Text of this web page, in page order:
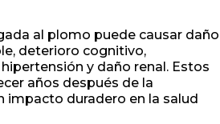
al plomo puede causar daño
deterioro cognitivo,
y daño renal. Estos
años después de la
impacto duradero en la salud